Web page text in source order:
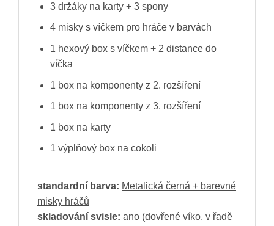
3 držáky na karty + 3 spony
4 misky s víčkem pro hráče v barvách
1 hexový box s víčkem + 2 distance do
víčka
1 box na komponenty z 2. rozšíření
1 box na komponenty z 3. rozšíření
1 box na karty
1 výplňový box na cokoli
standardní barva: Metalická černá + barevné
misky hráčů
skladování svisle: ano (dovřené víko, v řadě